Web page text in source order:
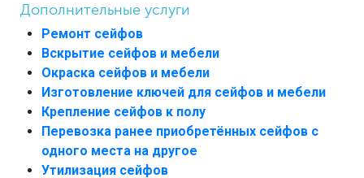
Дополнительные услуги
Ремонт сейфов
Вскрытие сейфов и мебели
Окраска сейфов и мебели
Изготовление ключей для сейфов и мебели
Крепление сейфов к полу
Перевозка ранее приобретённых сейфов с
одного места на другое
Утилизация сейфов